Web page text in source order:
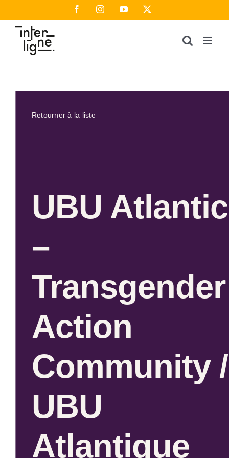
au
contenu
FacebookInstagramYouTube
Retourner à la liste
UBU Atlantic
–
Transgender
Action
Community /
UBU
Atlantique